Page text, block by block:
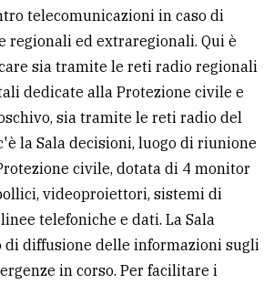
telecomunicazioni in caso di
regionali ed extraregionali. Qui è
sia tramite le reti radio regionali
dedicate alla Protezione civile e
sia tramite le reti radio del
la Sala decisioni, luogo di riunione
civile, dotata di 4 monitor
videoproiettori, sistemi di
telefoniche e dati. La Sala
di diffusione delle informazioni sugli
in corso. Per facilitare i